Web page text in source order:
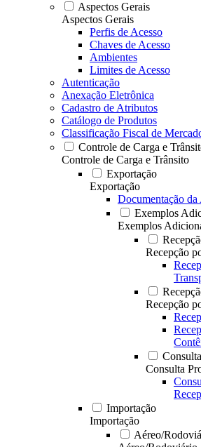
Aspectos Gerais
Aspectos Gerais
Perfis de Acesso
Chaves de Acesso
Ambientes
Limites de Acesso
Autenticação
Anexação Eletrônica
Cadastro de Atributos
Catálogo de Produtos
Classificação Fiscal de
Controle de Carga e
Controle de Carga e Trânsito
Exportação
Exportação
Documentação
Exemplos
Exemplos
Recepção
Recepção
Consulta
Importação
Importação
Aéreo/